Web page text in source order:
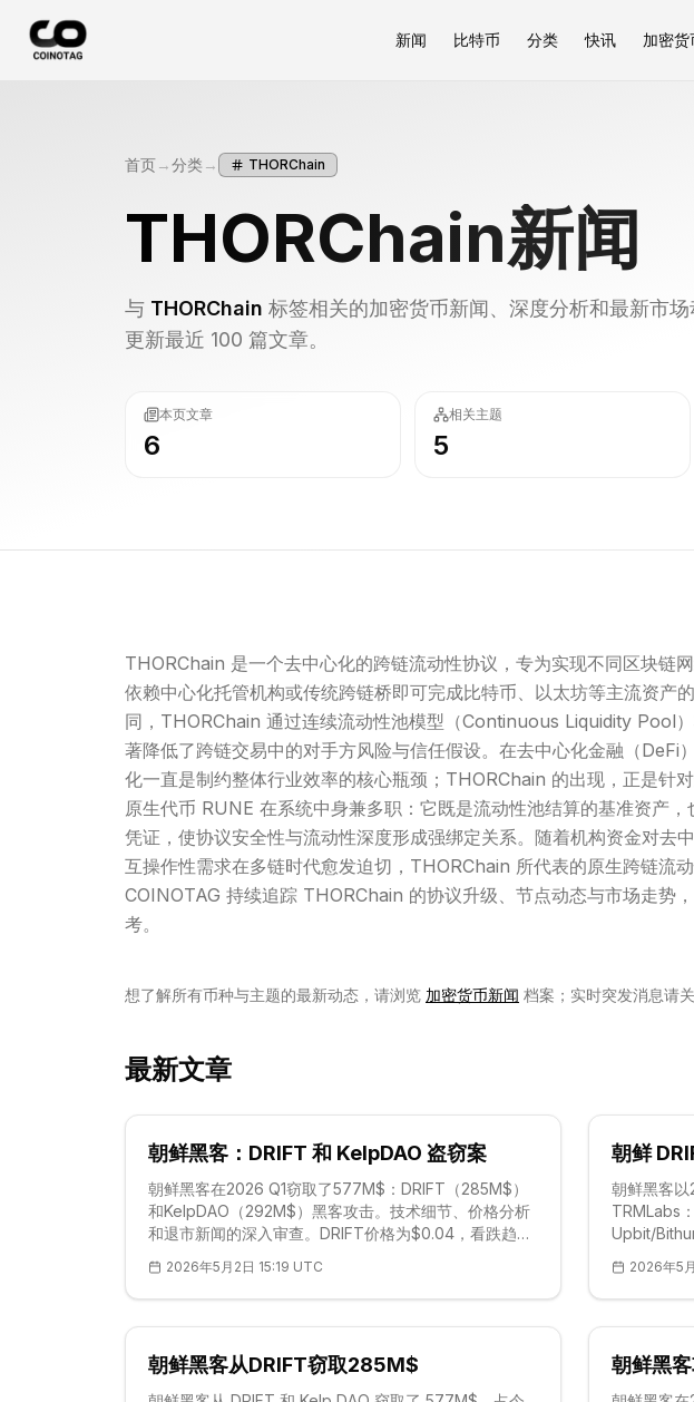
新闻 比特币 分类 快讯 加密货
首页→分类→ THORChain
THORChain新闻
与 THORChain 标签相关的加密货币新闻、深度分析和最新市
更新最近 100 篇文章。
本页文章
6
相关主题
5
THORChain 是一个去中心化的跨链流动性协议，专为实现不同区块链
依赖中心化托管机构或传统跨链桥即可完成比特币、以太坊等主流资产
同，THORChain 通过连续流动性池模型（Continuous Liquidity Pool
著降低了跨链交易中的对手方风险与信任假设。在去中心化金融（DeFi）
化一直是制约整体行业效率的核心瓶颈；THORChain 的出现，正是针
原生代币 RUNE 在系统中身兼多职：它既是流动性池结算的基准资产
凭证，使协议安全性与流动性深度形成强绑定关系。随着机构资金对去
互操作性需求在多链时代愈发迫切，THORChain 所代表的原生跨链流
COINOTAG 持续追踪 THORChain 的协议升级、节点动态与市场走势
考。
想了解所有币种与主题的最新动态，请浏览 加密货币新闻 档案；实时突发消息请
最新文章
朝鲜黑客：DRIFT 和 KelpDAO 盗窃案
朝鲜黑客在2026 Q1窃取了577M$：DRIFT（285M$）
和KelpDAO（292M$）黑客攻击。技术细节、价格分析
和退市新闻的深入审查。DRIFT价格为$0.04，看跌趋
2026年5月2日 15:19 UTC
朝鲜
朝鲜黑客以
TRMLabs
Upbit/
2026年5
朝鲜黑客从DRIFT窃取285M$ 朝鲜黑